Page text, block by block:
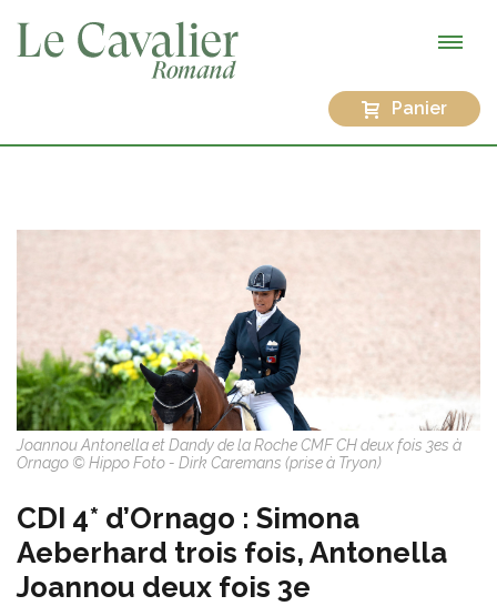
Panier
Joannou Antonella et Dandy de la Roche CMF CH deux fois 3es à
Ornago © Hippo Foto - Dirk Caremans (prise à Tryon)
CDI 4* d’Ornago : Simona
Aeberhard trois fois, Antonella
Joannou deux fois 3e